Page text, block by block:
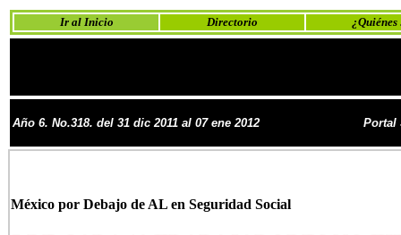
Ir al Inicio Directorio ¿Quiénes
Año 6. No.318. del 31 dic 2011 al 07 ene 2012 Portal
México por Debajo de AL en Seguridad Social